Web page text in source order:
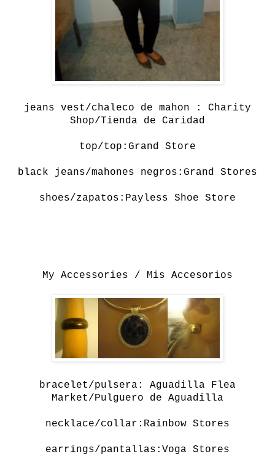
jeans vest/chaleco de mahon : Charity
Shop/Tienda de Caridad
top/top:Grand Store
black jeans/mahones negros:Grand Stores
shoes/zapatos:Payless Shoe Store
My Accessories / Mis Accesorios
bracelet/pulsera: Aguadilla Flea
Market/Pulguero de Aguadilla
necklace/collar:Rainbow Stores
earrings/pantallas:Voga Stores